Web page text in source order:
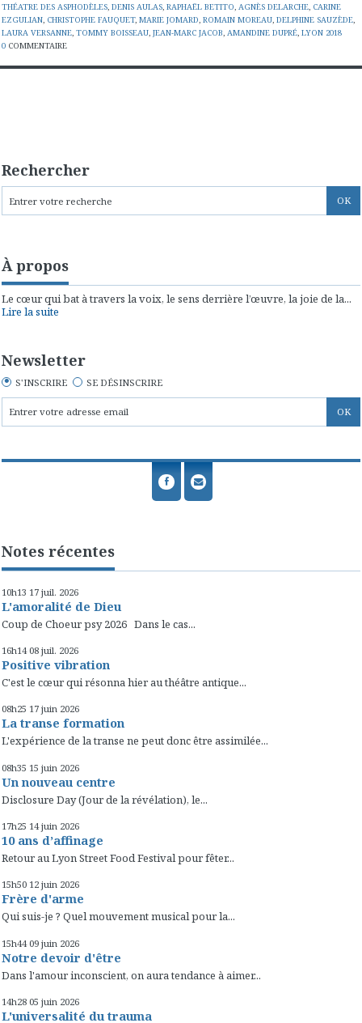
THÉATRE DES ASPHODÈLES, DENIS AULAS, RAPHAËL BETITO, AGNÈS DELARCHE, CARINE
EZGULIAN, CHRISTOPHE FAUQUET, MARIE JOMARD, ROMAIN MOREAU, DELPHINE SAUZÈDE,
LAURA VERSANNE, TOMMY BOISSEAU, JEAN-MARC JACOB, AMANDINE DUPRÉ, LYON 2018
0 COMMENTAIRE
Rechercher
À propos
Le cœur qui bat à travers la voix, le sens derrière l’œuvre, la joie de la...
Lire la suite
Newsletter
S'INSCRIRE SE DÉSINSCRIRE
Notes récentes
10h13 17 juil. 2026
L'amoralité de Dieu
Coup de Choeur psy 2026 Dans le cas...
16h14 08 juil. 2026
Positive vibration
C'est le cœur qui résonna hier au théâtre antique...
08h25 17 juin 2026
La transe formation
L'expérience de la transe ne peut donc être assimilée...
08h35 15 juin 2026
Un nouveau centre
Disclosure Day (Jour de la révélation), le...
17h25 14 juin 2026
10 ans d’affinage
Retour au Lyon Street Food Festival pour fêter...
15h50 12 juin 2026
Frère d'arme
Qui suis-je ? Quel mouvement musical pour la...
15h44 09 juin 2026
Notre devoir d'être
Dans l'amour inconscient, on aura tendance à aimer...
14h28 05 juin 2026
L'universalité du trauma